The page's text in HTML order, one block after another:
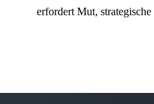
erfordert Mut, strategische